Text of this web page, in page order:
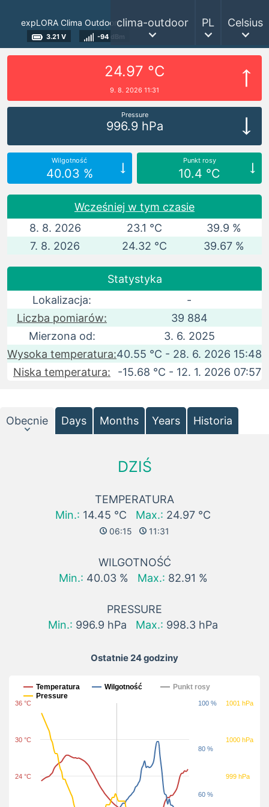
expLORA Clima Outdoor
3.21 V -94 dBm
clima-outdoor PL Celsius
24.97 °C
9. 8. 2026 11:31
Pressure
996.9 hPa
Wilgotność
40.03 %
Punkt rosy
10.4 °C
Wcześniej w tym czasie
8. 8. 2026
23.1 °C
39.9 %
7. 8. 2026
24.32 °C 39.67 %
Statystyka
Lokalizacja:
-
Liczba pomiarów:
39 884
Mierzona od:
3. 6. 2025
Wysoka temperatura:40.55 °C - 28. 6. 2026 15:48
Niska temperatura:
-15.68 °C - 12. 1. 2026 07:57
Obecnie Days Months Years Historia
DZIŚ
TEMPERATURA
Min.: 14.45 °C Max.: 24.97 °C
06:15 11:31
WILGOTNOŚĆ
Min.: 40.03 % Max.: 82.91 %
PRESSURE
Min.: 996.9 hPa Max.: 998.3 hPa
Ostatnie 24 godziny
Ostatnie 24 godziny
Temperatura Wilgotność
Punkt rosy
Pressure
24 °C
30 °C
36 °C
60 %
80 %
100 %
999 hPa
1000 hPa
1001 hPa